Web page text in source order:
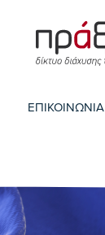
ΕΠΙΚΟΙΝΩΝΙΑ